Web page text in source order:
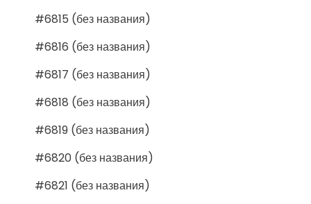
#6815 (без названия)
#6816 (без названия)
#6817 (без названия)
#6818 (без названия)
#6819 (без названия)
#6820 (без названия)
#6821 (без названия)